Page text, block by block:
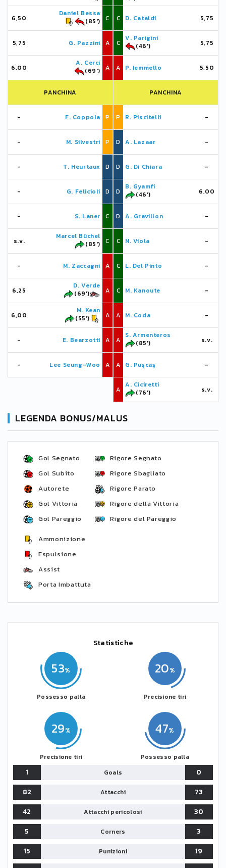
6,50
Daniel Bessa
(85')
C
5,75 G. Pazzini A
6,00
A. Cerci
(69')
A
PANCHINA
- F. Coppola P
- M. Silvestri P
- T. Heurtaux D
- G. Felicioli D
- S. Laner C
s.v.
Marcel Büchel
(85')
C
- M. Zaccagni A
6,25
D. Verde
(69')
A
6,00
M. Kean
(55')
A
- E. Bearzotti A
- Lee Seung-Woo A
C D. Cataldi 5,75
C
V. Parigini
(46')
5,75
A P. Iemmello 5,50
PANCHINA
P R. Piscitelli -
D A. Lazaar -
D G. Di Chiara -
D
B. Gyamfi
(46')
6,00
D A. Gravillon -
C N. Viola -
C L. Del Pinto -
C M. Kanoute -
A M. Coda -
A
S. Armenteros
(85')
s.v.
A G. Puşcaş -
A
A. Ciciretti
(76')
s.v.
LEGENDA BONUS/MALUS
Gol Segnato
Gol Subito
Autorete
Gol Vittoria
Gol Pareggio
Rigore Segnato
Rigore Sbagliato
Rigore Parato
Rigore della Vittoria
Rigore del Pareggio
Ammonizione
Espulsione
Assist
Porta Imbattuta
Statistiche
53
Possesso palla
29
Precisione tiri
47
Possesso palla
20
Precisione tiri
1 Goals
0
82
Attacchi
73
42
Attacchi pericolosi
30
5
Corners
3
15
Punizioni
19